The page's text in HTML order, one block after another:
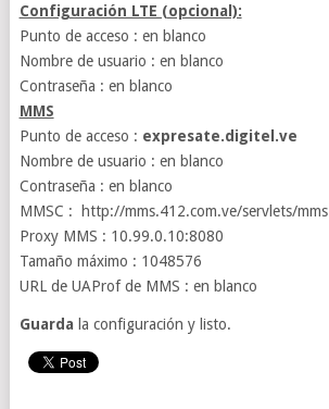
Configuración LTE (opcional):
Punto de acceso : en blanco
Nombre de usuario : en blanco
Contraseña : en blanco
MMS
Punto de acceso : expresate.digitel.ve
Nombre de usuario : en blanco
Contraseña : en blanco
MMSC : http://mms.412.com.ve/servlets/mms
Proxy MMS : 10.99.0.10:8080
Tamaño máximo : 1048576
URL de UAProf de MMS : en blanco
Guarda la configuración y listo.